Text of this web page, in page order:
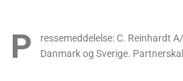
P
ressemeddelelse: C. Reinhardt
Danmark og Sverige.